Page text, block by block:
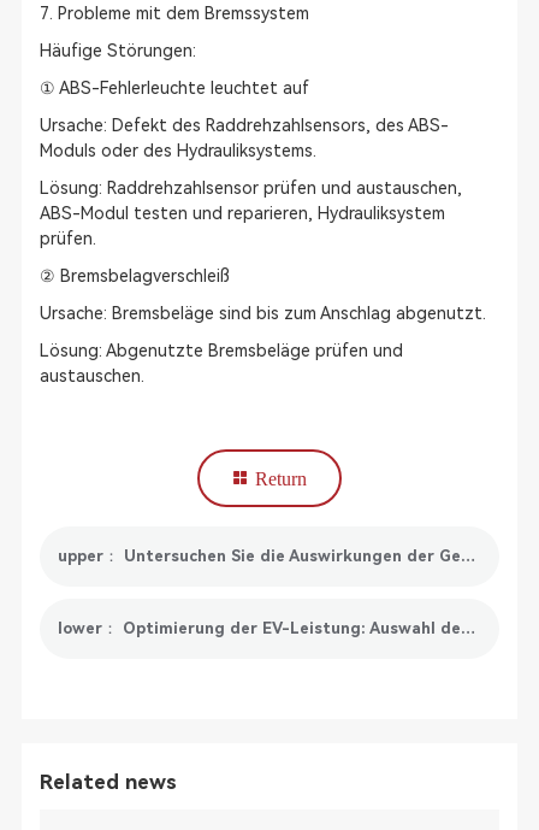
7. Probleme mit dem Bremssystem
Häufige Störungen:
① ABS-Fehlerleuchte leuchtet auf
Ursache: Defekt des Raddrehzahlsensors, des ABS-
Moduls oder des Hydrauliksystems.
Lösung: Raddrehzahlsensor prüfen und austauschen,
ABS-Modul testen und reparieren, Hydrauliksystem
prüfen.
② Bremsbelagverschleiß
Ursache: Bremsbeläge sind bis zum Anschlag abgenutzt.
Lösung: Abgenutzte Bremsbeläge prüfen und
austauschen.
Return
upper： Untersuchen Sie die Auswirkungen der Getriebelerntechnologie in Fahrzeugsystemen
lower： Optimierung der EV-Leistung: Auswahl des richtigen EV-Programmiertools
Related news